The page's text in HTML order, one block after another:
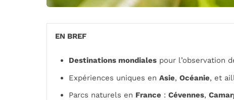
EN BREF
Destinations mondiales pour l’observation
Expériences uniques en Asie, Océanie, et
Parcs naturels en France : Cévennes,